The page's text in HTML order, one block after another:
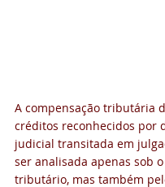
A compensação tributária
créditos reconhecidos por
judicial transitada em
ser analisada apenas sob
tributário, mas também